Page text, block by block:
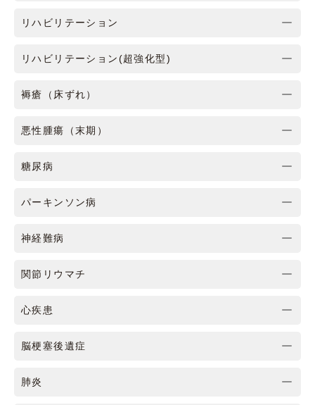
リハビリテーション
リハビリテーション(超強化型)
褥瘡（床ずれ）
悪性腫瘍（末期）
糖尿病
パーキンソン病
神経難病
関節リウマチ
心疾患
脳梗塞後遺症
肺炎